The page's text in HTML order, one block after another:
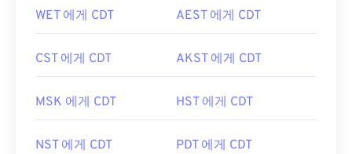
WET 에게 CDT AEST 에게 CDT
CST 에게 CDT AKST 에게 CDT
MSK 에게 CDT HST 에게 CDT
NST 에게 CDT PDT 에게 CDT